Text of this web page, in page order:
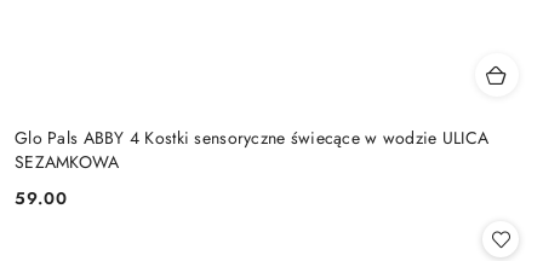
Glo Pals ABBY 4 Kostki sensoryczne świecące w wodzie ULICA
SEZAMKOWA
Cena:
59.00